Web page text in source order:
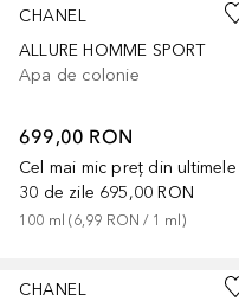
CHANEL
ALLURE HOMME SPORT
Apa de colonie
699,00 RON
Cel mai mic preț din ultimele
30 de zile 695,00 RON
100 ml (6,99 RON / 1 ml)
CHANEL